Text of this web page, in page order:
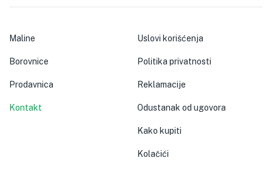
Maline
Borovnice
Prodavnica
Kontakt
Uslovi korišćenja
Politika privatnosti
Reklamacije
Odustanak od ugovora
Kako kupiti
Kolačići